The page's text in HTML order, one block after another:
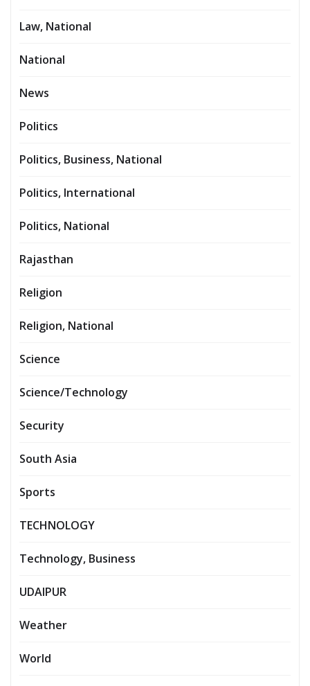
Law, National
National
News
Politics
Politics, Business, National
Politics, International
Politics, National
Rajasthan
Religion
Religion, National
Science
Science/Technology
Security
South Asia
Sports
TECHNOLOGY
Technology, Business
UDAIPUR
Weather
World